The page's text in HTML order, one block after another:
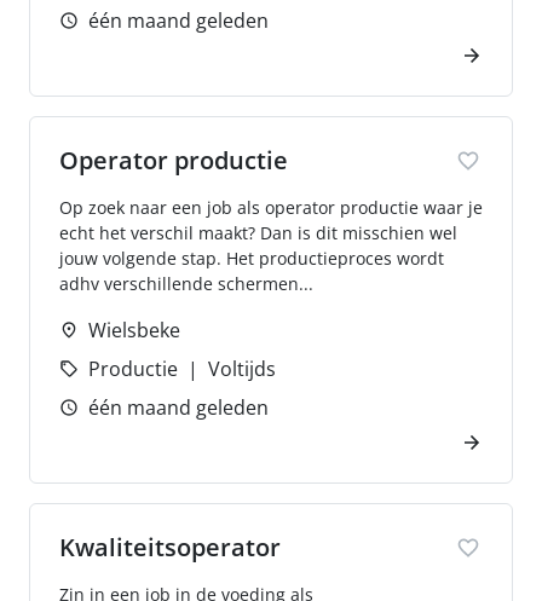
één maand geleden
Operator productie
Op zoek naar een job als operator productie waar je
echt het verschil maakt? Dan is dit misschien wel
jouw volgende stap. Het productieproces wordt
adhv verschillende schermen...
Wielsbeke
Productie
Voltijds
één maand geleden
Kwaliteitsoperator
Zin in een job in de voeding als